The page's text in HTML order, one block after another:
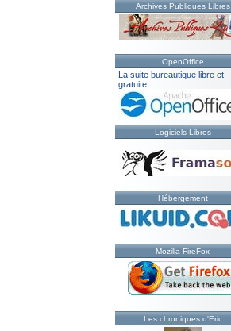
Archives Publiques Libres
OpenOffice
La suite bureautique libre et
gratuite
Logiciels Libres
Hébergement
Mozilla FireFox
Les chroniques d'Eric